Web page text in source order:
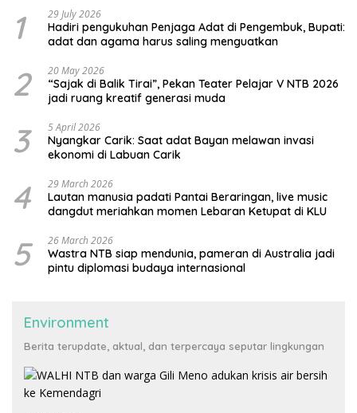
1 29 July 2026
Hadiri pengukuhan Penjaga Adat di Pengembuk, Bupati:
adat dan agama harus saling menguatkan
2 20 May 2026
“Sajak di Balik Tirai”, Pekan Teater Pelajar V NTB 2026
jadi ruang kreatif generasi muda
3 5 April 2026
Nyangkar Carik: Saat adat Bayan melawan invasi
ekonomi di Labuan Carik
4 29 March 2026
Lautan manusia padati Pantai Beraringan, live music
dangdut meriahkan momen Lebaran Ketupat di KLU
5 26 March 2026
Wastra NTB siap mendunia, pameran di Australia jadi
pintu diplomasi budaya internasional
Environment
Berita terupdate, aktual, dan terpercaya seputar lingkungan